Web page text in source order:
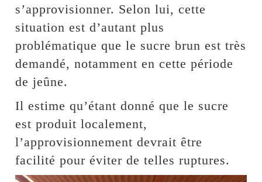
s’approvisionner. Selon lui, cette
situation est d’autant plus
problématique que le sucre brun est très
demandé, notamment en cette période
de jeûne.
Il estime qu’étant donné que le sucre
est produit localement,
l’approvisionnement devrait être
facilité pour éviter de telles ruptures.